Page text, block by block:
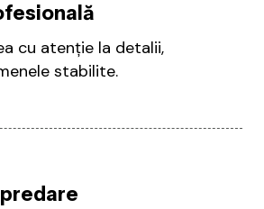
cu atenție la detalii,
stabilite.